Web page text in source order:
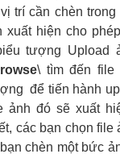
trí cần chèn
xuất hiện cho
tượng Upload
\ tìm đến file
để tiến hành
ảnh đó sẽ xuất
các bạn chọn file
chèn một bức